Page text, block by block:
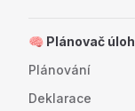
🧠 Plánovač úloh
Plánování
Deklarace